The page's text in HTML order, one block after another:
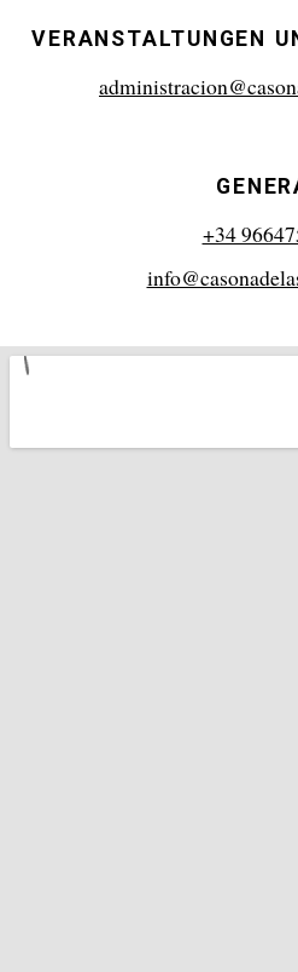
VERANSTALTUNGEN
+34